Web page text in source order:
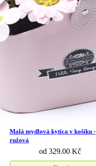
Malá mydlová kytica v košíku -
ružová
od 329.00 Kč